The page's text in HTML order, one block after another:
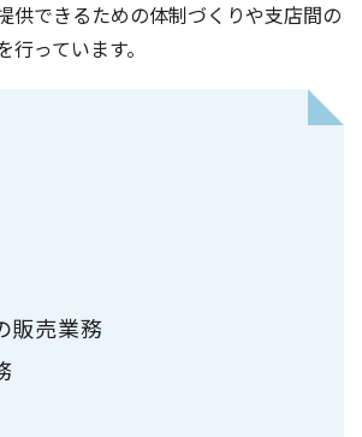
供できるための体制づくりや支店間の
っています。
販売業務